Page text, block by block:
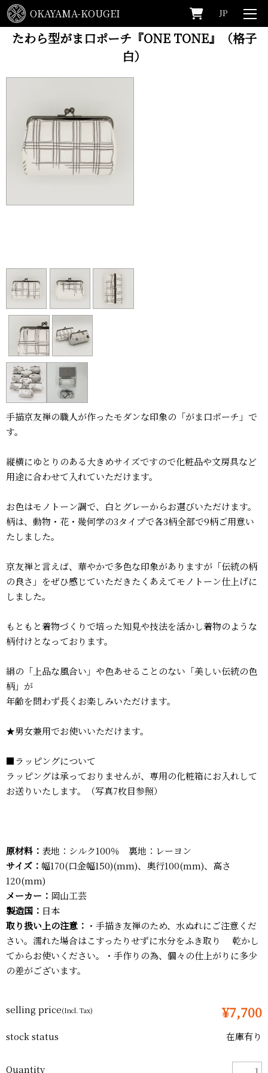
OKAYAMA-KOUGEI JP
HOME>one tone>たわら型がま口ポーチ『ONE TONE』（格子白）
たわら型がま口ポーチ『ONE TONE』（格子
白）
手描京友禅の職人が作ったモダンな印象の「がま口ポーチ」で
す。
縦横にゆとりのある大きめサイズですので化粧品や文房具など
用途に合わせて入れていただけます。
お色はモノトーン調で、白とグレーからお選びいただけます。
柄は、動物・花・幾何学の3タイプで各3柄全部で9柄ご用意い
たしました。
京友禅と言えば、華やかで多色な印象がありますが「伝統の柄
の良さ」をぜひ感じていただきたくあえてモノトーン仕上げに
しました。
もともと着物づくりで培った知見や技法を活かし着物のような
柄付けとなっております。
絹の「上品な風合い」や色あせることのない「美しい伝統の色
柄」が
年齢を問わず長くお楽しみいただけます。
★男女兼用でお使いいただけます。
■ラッピングについて
ラッピングは承っておりませんが、専用の化粧箱にお入れして
お送りいたします。（写真7枚目参照）
原材料： 表地：シルク100％ 裏地：レーヨン
サイズ： 幅170(口金幅150)(mm)、奥行100(mm)、高さ
120(mm)
メーカー： 岡山工芸
製造国： 日本
取り扱い上の注意： ・手描き友禅のため、水ぬれにご注意くだ
さい。濡れた場合はこすったりせずに水分をふき取り 乾かし
てからお使いください。・手作りの為、個々の仕上がりに多少
の差がございます。
selling price(Incl. Tax) ¥7,700
stock status 在庫有り
Quantity